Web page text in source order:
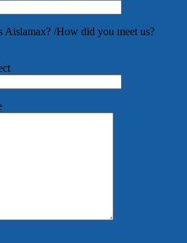
Aislamax? /How did you meet us?